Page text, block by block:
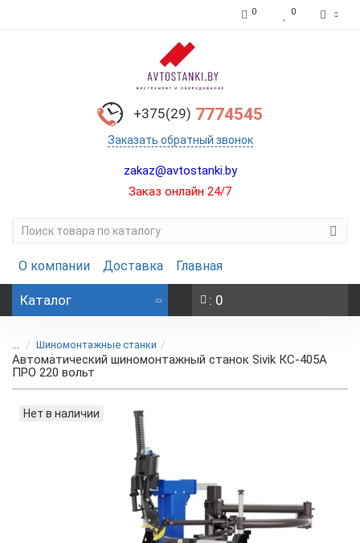
0 0
+375(29) 7774545
Заказать обратный звонок
zakaz@avtostanki.by
Заказ онлайн 24/7
О компании Доставка Главная
Каталог : 0
... Шиномонтажные станки
Автоматический шиномонтажный станок Sivik КС-405А
ПРО 220 вольт
Нет в наличии